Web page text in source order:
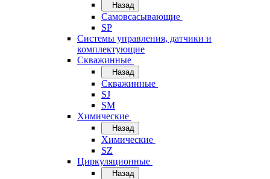
Назад
Самовсасывающие
SP
Системы управления, датчики и
комплектующие
Скважинные
Назад
Скважинные
SJ
SM
Химические
Назад
Химические
SZ
Циркуляционные
Назад